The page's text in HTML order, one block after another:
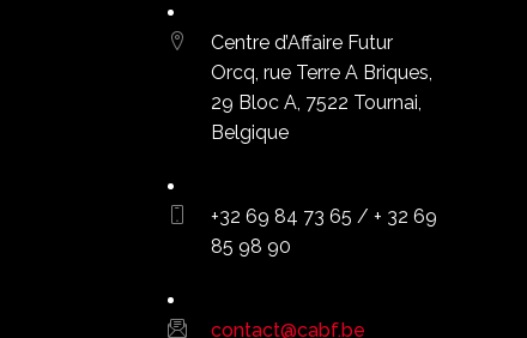
Centre d’Affaire Futur
Orcq, rue Terre A Briques,
29 Bloc A, 7522 Tournai,
Belgique
+32 69 84 73 65 / + 32 69
85 98 90
contact@cabf.be